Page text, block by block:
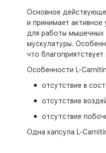
Основное
и принимает
для работы мышечных
мускулатуры.
что
Особенности L-
отсутствие в
отсутствие
отсутствие
Одна капсула L-